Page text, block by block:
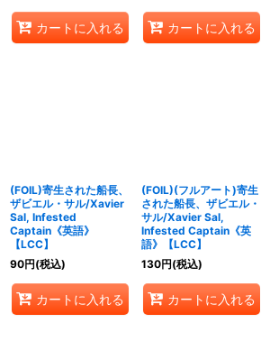
カートに入れる カートに入れる
(FOIL)寄生された船長、
ザビエル・サル/Xavier
Sal, Infested
Captain《英語》
【LCC】
90円(税込)
カートに入れる
(FOIL)(フルアート)寄生
された船長、ザビエル・
サル/Xavier Sal,
Infested Captain《英
語》【LCC】
130円(税込)
カートに入れる